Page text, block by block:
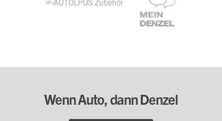
Wenn Auto, dann Denzel